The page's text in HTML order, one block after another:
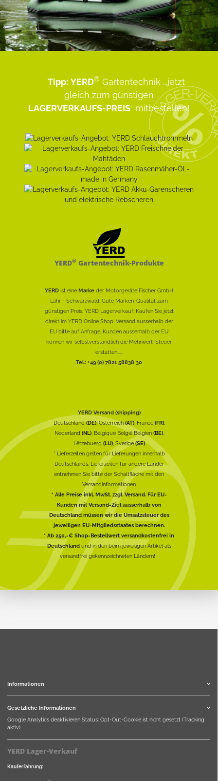
Tipp: YERD® Gartentechnik ...jetzt
gleich zum günstigen
LAGERVERKAUFS-PREIS mitbestellen!
YERD®Gartentechnik-Produkte
YERD ist eine Marke der Motorgeräte Fischer GmbH
Lahr - Schwarzwald: Gute Marken-Qualität zum
günstigen Preis. YERD Lagerverkauf: Kaufen Sie jetzt
direkt im YERD Online Shop. Versand ausserhalb der
EU bitte auf Anfrage. Kunden ausserhalb der EU
können wir selbstverständlich die Mehrwert-Steuer
erstatten......
Tel.: +49 (0) 7821 58838 30
YERD Versand (shipping)
Deutschland(DE), Österreich(AT), France (FR),
Nederland (NL), Belgique België Belgien (BE),
Lëtzebuerg (LU), Sverige(SE)
* Lieferzeiten gelten für Lieferungen innerhalb
Deutschlands, Lieferzeiten für andere Länder
entnehmen Sie bitte der Schaltfläche mit den
Versandinformationen
* Alle Preise inkl. MwSt. zzgl. Versand. Für EU-
Kunden mit Versand-Ziel ausserhalb von
Deutschland müssen wir die Umsatzsteuer des
jeweiligen EU-Mitgliedsstaates berechnen.
* Ab 250,-€ Shop-Bestellwert versandkostenfrei in
Deutschlandund in den beim jeweiligen Artikel als
versandfrei gekennzeichneten Ländern!
Informationen
Gesetzliche Informationen
Google Analytics deaktivieren Status: Opt-Out-Cookie ist nicht gesetzt (Tracking
aktiv)
YERD Lager-Verkauf
Kauferfahrung: